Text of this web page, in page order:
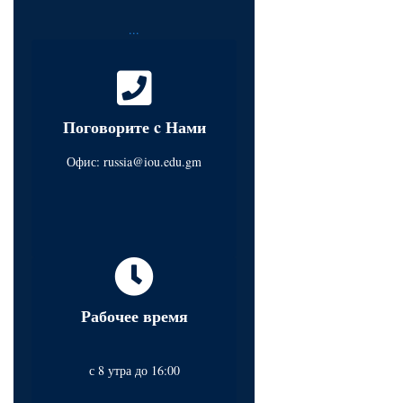
...
Поговорите c Нами
Офис: russia@iou.edu.gm
Рабочее время
с 8 утра до 16:00